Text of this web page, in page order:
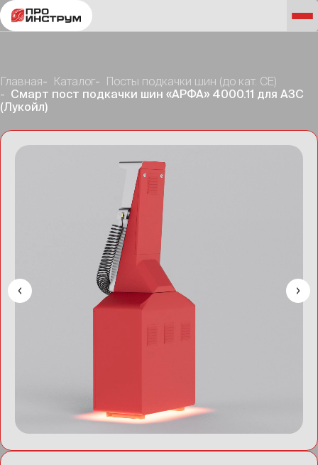
Главная Каталог
Посты подкачки шин (до кат. CE)
Смарт пост подкачки шин «АРФА» 4000.11 для АЗС
(Лукойл)